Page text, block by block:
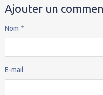
Ajouter un
Nom
E-mail